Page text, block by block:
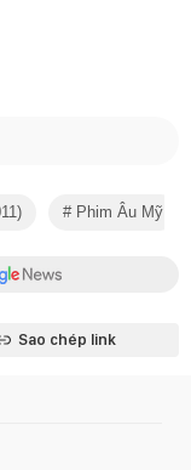
Phim Âu Mỹ
Sao chép link